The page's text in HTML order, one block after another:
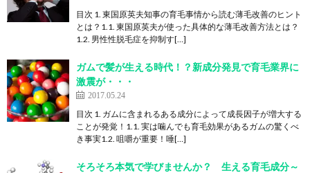
目次 1. 東国原英夫知事の育毛事情から読む薄毛改善のヒント
とは？1.1. 東国原英夫が使った具体的な薄毛改善方法とは？
1.2. 男性性脱毛症を抑制す[…]
ガムで髪が生える時代！？新成分発見で育毛業界に
激震が・・・
2017.05.24
目次 1. ガムに含まれるある成分によって成長因子が増大する
ことが発覚！1.1. 実は噛んでも育毛効果があるガムの驚くべ
き事実1.2. 咀嚼が重要！唾[…]
そろそろ本気で学びませんか？ 生える育毛成分～